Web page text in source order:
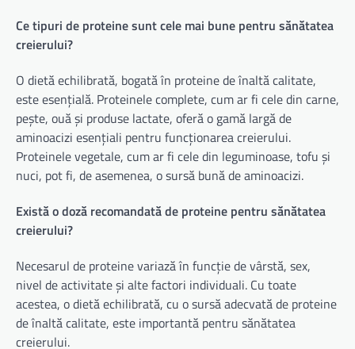
Ce tipuri de proteine sunt cele mai bune pentru sănătatea
creierului?
O dietă echilibrată, bogată în proteine ​​de înaltă calitate,
este esențială. Proteinele complete, cum ar fi cele din carne,
pește, ouă și produse lactate, oferă o gamă largă de
aminoacizi esențiali pentru funcționarea creierului.
Proteinele vegetale, cum ar fi cele din leguminoase, tofu și
nuci, pot fi, de asemenea, o sursă bună de aminoacizi.
Există o doză recomandată de proteine ​​pentru sănătatea
creierului?
Necesarul de proteine ​​variază în funcție de vârstă, sex,
nivel de activitate și alte factori individuali. Cu toate
acestea, o dietă echilibrată, cu o sursă adecvată de proteine
​​de înaltă calitate, este importantă pentru sănătatea
creierului.